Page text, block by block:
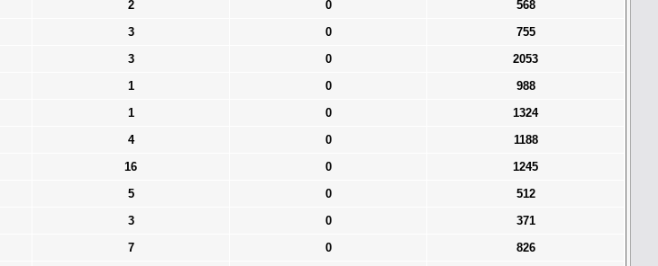
2 0
568
3 0
755
3 0
2053
1 0
988
1 0
1324
4 0
1188
16 0
1245
5 0
512
3 0
371
7 0
826